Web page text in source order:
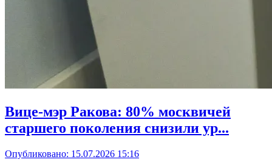
Вице-мэр Ракова: 80% москвичей
старшего поколения снизили ур...
Опубликовано: 15.07.2026 15:16